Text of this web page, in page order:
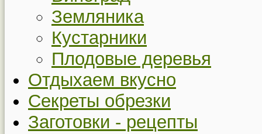
Земляника
Кустарники
Плодовые деревья
Отдыхаем вкусно
Секреты обрезки
Заготовки - рецепты